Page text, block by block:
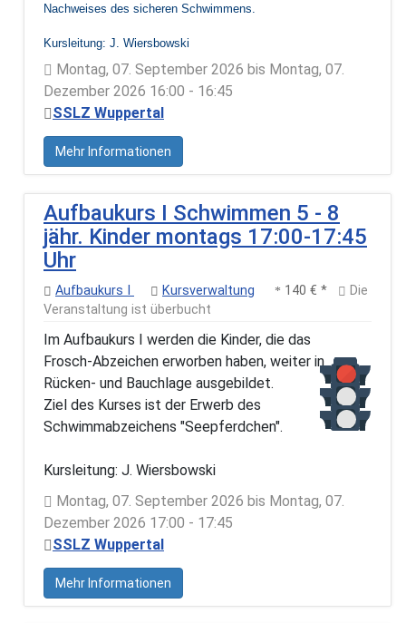
Nachweises des sicheren Schwimmens.
Kursleitung: J. Wiersbowski
Montag, 07. September 2026 bis Montag, 07.
Dezember 2026 16:00 - 16:45
SSLZ Wuppertal
Mehr Informationen
Aufbaukurs I Schwimmen 5 - 8
jähr. Kinder montags 17:00-17:45
Uhr
Aufbaukurs I Kursverwaltung 140 € *
Die
Veranstaltung ist überbucht
Im Aufbaukurs I werden die Kinder, die das
Frosch-Abzeichen erworben haben, weiter in
Rücken- und Bauchlage ausgebildet.
Ziel des Kurses ist der Erwerb des
Schwimmabzeichens "Seepferdchen".
Kursleitung: J. Wiersbowski
Montag, 07. September 2026 bis Montag, 07.
Dezember 2026 17:00 - 17:45
SSLZ Wuppertal
Mehr Informationen